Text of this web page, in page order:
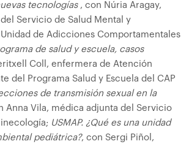
tecnologías, con Núria Aragay,
Servicio de Salud Mental y
de Adicciones Comportamentales
de salud y escuela, casos
Coll, enfermera de Atención
del Programa Salud y Escuela del CAP
de transmisión sexual en la
Anna Vila, médica adjunta del Servicio
USMAP. ¿Qué es una unidad
pediátrica?, con Sergi Piñol,